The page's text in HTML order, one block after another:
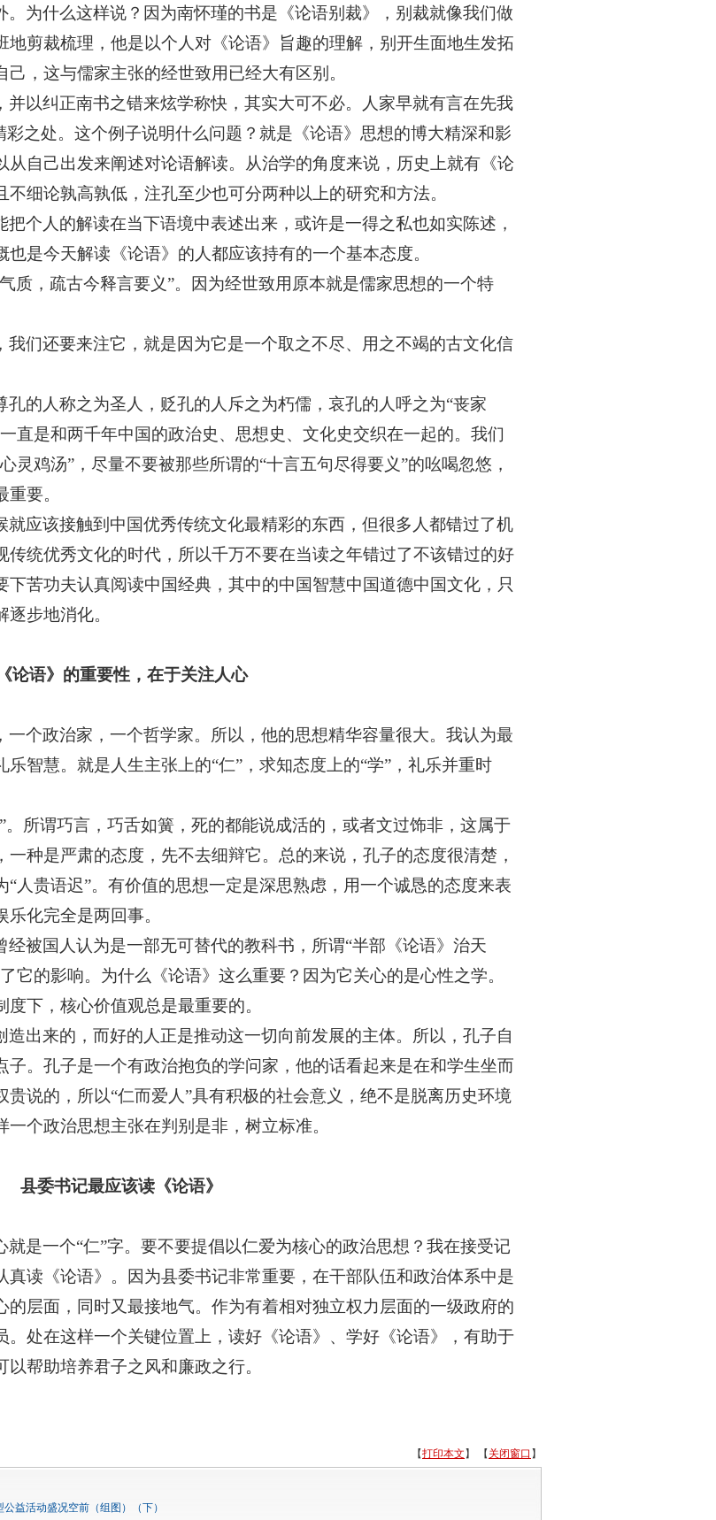
。为什么这样说？因为南怀瑾的书是《论语别裁》，别裁就像我们做
剪裁梳理，他是以个人对《论语》旨趣的理解，别开生面地生发拓
，这与儒家主张的经世致用已经大有区别。
以纠正南书之错来炫学称快，其实大可不必。人家早就有言在先我
彩之处。这个例子说明什么问题？就是《论语》思想的博大精深和影
从自己出发来阐述对论语解读。从治学的角度来说，历史上就有《论
细论孰高孰低，注孔至少也可分两种以上的研究和方法。
个人的解读在当下语境中表述出来，或许是一得之私也如实陈述，
是今天解读《论语》的人都应该持有的一个基本态度。
质，疏古今释言要义”。因为经世致用原本就是儒家思想的一个特
们还要来注它，就是因为它是一个取之不尽、用之不竭的古文化信
的人称之为圣人，贬孔的人斥之为朽儒，哀孔的人呼之为“丧家
直是和两千年中国的政治史、思想史、文化史交织在一起的。我们
灵鸡汤”，尽量不要被那些所谓的“十言五句尽得要义”的吆喝忽悠，
要。
就应该接触到中国优秀传统文化最精彩的东西，但很多人都错过了机
统优秀文化的时代，所以千万不要在当读之年错过了不该错过的好
苦功夫认真阅读中国经典，其中的中国智慧中国道德中国文化，只
步地消化。
《论语》的重要性，在于关注人心
个政治家，一个哲学家。所以，他的思想精华容量很大。我认为最
乐智慧。就是人生主张上的“仁”，求知态度上的“学”，礼乐并重时
。所谓巧言，巧舌如簧，死的都能说成活的，或者文过饰非，这属于
种是严肃的态度，先不去细辩它。总的来说，孔子的态度很清楚，
人贵语迟”。有价值的思想一定是深思熟虑，用一个诚恳的态度来表
化完全是两回事。
经被国人认为是一部无可替代的教科书，所谓“半部《论语》治天
它的影响。为什么《论语》这么重要？因为它关心的是心性之学。
下，核心价值观总是最重要的。
出来的，而好的人正是推动这一切向前发展的主体。所以，孔子自
。孔子是一个有政治抱负的学问家，他的话看起来是在和学生坐而
贵说的，所以“仁而爱人”具有积极的社会意义，绝不是脱离历史环境
个政治思想主张在判别是非，树立标准。
县委书记最应该读《论语》
就是一个“仁”字。要不要提倡以仁爱为核心的政治思想？我在接受记
读《论语》。因为县委书记非常重要，在干部队伍和政治体系中是
的层面，同时又最接地气。作为有着相对独立权力层面的一级政府的
处在这样一个关键位置上，读好《论语》、学好《论语》，有助于
帮助培养君子之风和廉政之行。
【打印本文 】 【 关闭窗口 】
益活动盛况空前（组图）（下）